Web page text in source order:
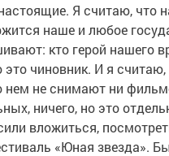
Я считаю, что
наше и любое
кто герой нашего
это чиновник. И я считаю,
нем не снимают ни
ничего, но это
вложиться,
«Юная звезда».